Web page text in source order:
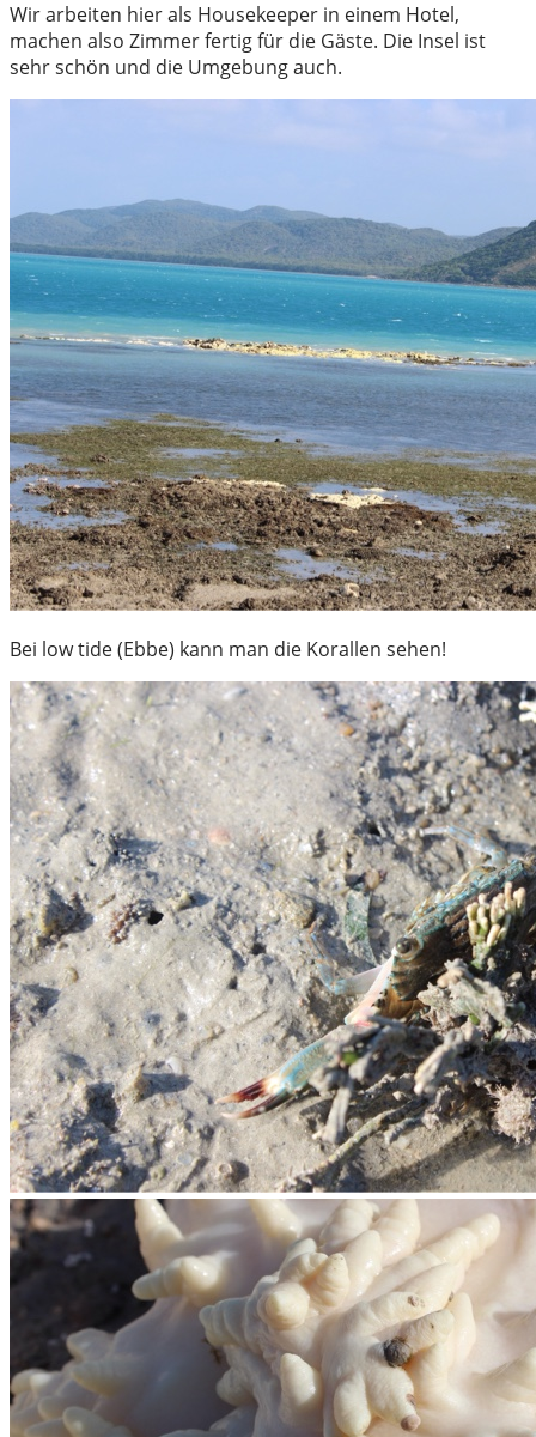
Wir arbeiten hier als Housekeeper in einem Hotel,
machen also Zimmer fertig für die Gäste. Die Insel ist
sehr schön und die Umgebung auch.
Bei low tide (Ebbe) kann man die Korallen sehen!